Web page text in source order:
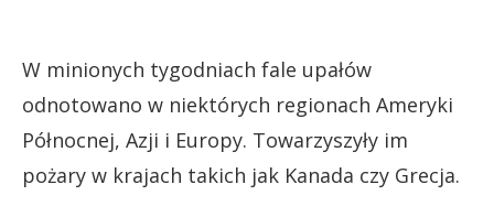
W minionych tygodniach fale upałów
odnotowano w niektórych regionach Ameryki
Północnej, Azji i Europy. Towarzyszyły im
pożary w krajach takich jak Kanada czy Grecja.